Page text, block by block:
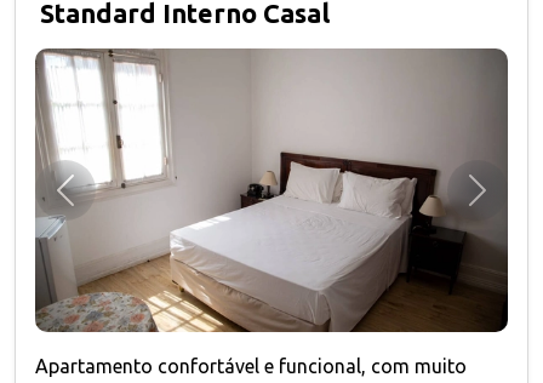
Standard Interno Casal
Anterior
Apartamento confortável e funcional, com muito